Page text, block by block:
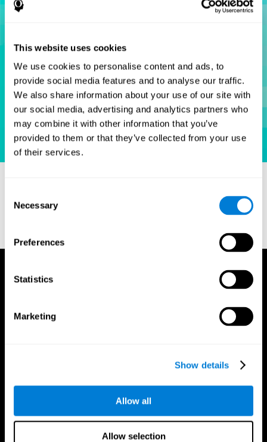
This website uses cookies
We use cookies to personalise content and ads, to
provide social media features and to analyse our traffic.
We also share information about your use of our site with
our social media, advertising and analytics partners who
may combine it with other information that you’ve
provided to them or that they’ve collected from your use
of their services.
Selection
Necessary
Preferences
Statistics
Marketing
Show details
Allow all
Allow selection
المراجع
.(Hooper, E. H (1983). Hooper visual organization test (VOT